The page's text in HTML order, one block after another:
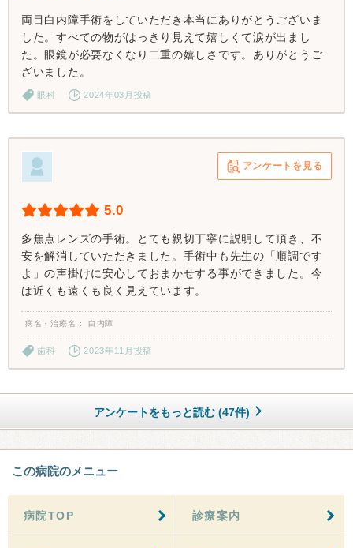
両目白内障手術をしていただき本当にありがとうございま
した。すべての物がはっきり見えて嬉しくて涙が出まし
た。眼鏡が必要なくなり二重の嬉しさです。ありがとうご
ざいました。
眼科 2024年03月投稿
アンケートを見る
5.0
多焦点レンズの手術。とても親切丁寧に説明して頂き、不
安を解消していただきました。手術中も先生の「順調です
よ」の声掛けに安心しておまかせする事ができました。今
は近くも遠くも良く見えています。
病名・治療名 白内障
歯科 2023年11月投稿
アンケートをもっと読む (47件)
この病院のメニュー
病院TOP 診療案内